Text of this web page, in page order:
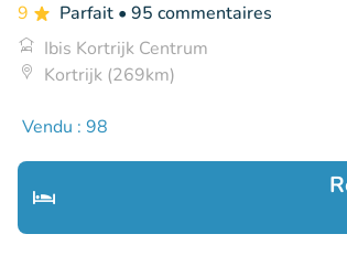
9 Parfait • 95 commentaires
Ibis Kortrijk Centrum
Kortrijk (269km)
Vendu : 98